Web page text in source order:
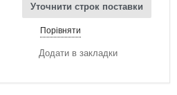
Уточнити строк поставки
Порівняти
Додати в закладки